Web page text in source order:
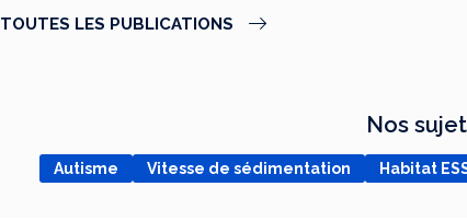
TOUTES LES PUBLICATIONS
Nos
Autisme Vitesse de sédimentation Habitat